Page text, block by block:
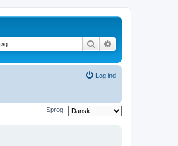
Søg
Log ind
Sprog: